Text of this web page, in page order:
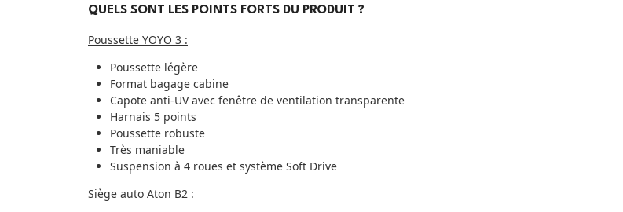
QUELS SONT LES POINTS FORTS DU PRODUIT ?
Poussette YOYO 3 :
Poussette légère
Format bagage cabine
Capote anti-UV avec fenêtre de ventilation transparente
Harnais 5 points
Poussette robuste
Très maniable
Suspension à 4 roues et système Soft Drive
Siège auto Aton B2 :